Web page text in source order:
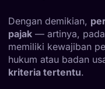
Dengan demikian,
pajak — artinya,
memiliki kewajiban
hukum atau badan
kriteria tertentu.